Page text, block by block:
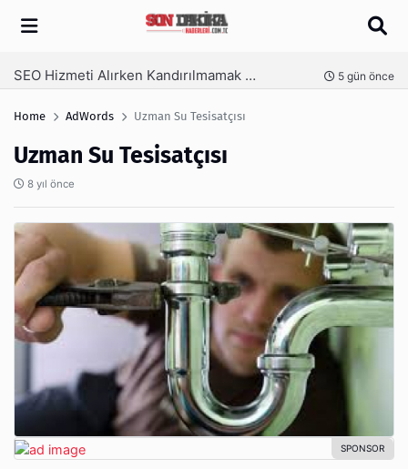
Arama
5 gün önce 1
Home AdWords Uzman Su Tesisatçısı
Uzman Su Tesisatçısı
8 yıl önce